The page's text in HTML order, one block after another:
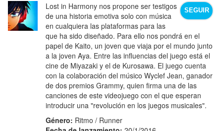
SEGUIR
Lost in Harmony nos propone ser testigos
de una historia emotiva solo con música
en cualquiera las plataformas para las
que ha sido diseñado. Para ello nos pondrá en el
papel de Kaito, un joven que viaja por el mundo junto
a la joven Aya. Entre las influencias del juego está el
cine de Miyazaki y el de Kurosawa. El juego cuenta
con la colaboración del músico Wyclef Jean, ganador
de dos premios Grammy, quien firma una de las
canciones de este videojuego con el que esperan
introducir una "revolución en los juegos musicales".
Género: Ritmo / Runner